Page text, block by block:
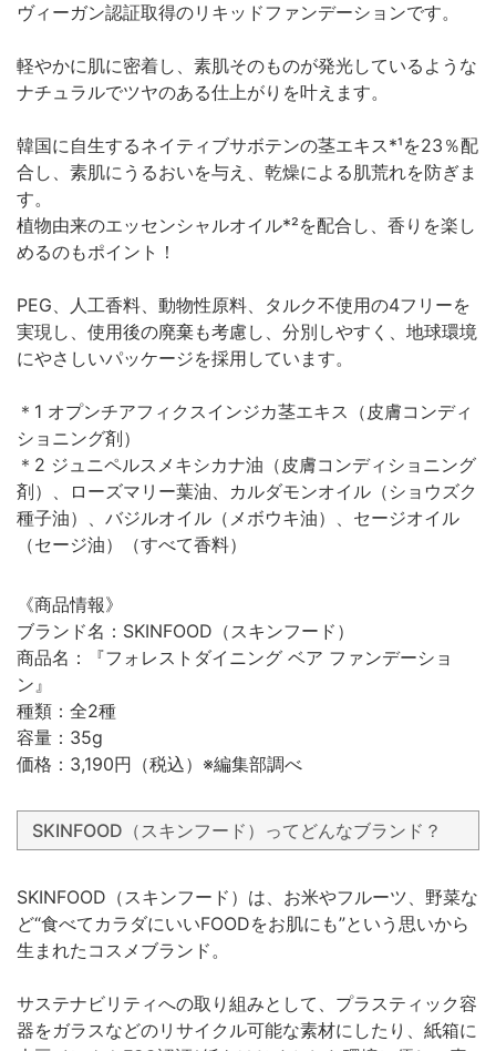
ヴィーガン認証取得のリキッドファンデーションです。
軽やかに肌に密着し、素肌そのものが発光しているような
ナチュラルでツヤのある仕上がりを叶えます。
韓国に自生するネイティブサボテンの茎エキス*¹を23％配
合し、素肌にうるおいを与え、乾燥による肌荒れを防ぎま
す。
植物由来のエッセンシャルオイル*²を配合し、香りを楽し
めるのもポイント！
PEG、人工香料、動物性原料、タルク不使用の4フリーを
実現し、使用後の廃棄も考慮し、分別しやすく、地球環境
にやさしいパッケージを採用しています。
＊1 オプンチアフィクスインジカ茎エキス（皮膚コンディ
ショニング剤）
＊2 ジュニペルスメキシカナ油（皮膚コンディショニング
剤）、ローズマリー葉油、カルダモンオイル（ショウズク
種子油）、バジルオイル（メボウキ油）、セージオイル
（セージ油）（すべて香料）
《商品情報》
ブランド名：SKINFOOD（スキンフード）
商品名：『フォレストダイニング ベア ファンデーショ
ン』
種類：全2種
容量：35g
価格：3,190円（税込）※編集部調べ
SKINFOOD（スキンフード）ってどんなブランド？
SKINFOOD（スキンフード）は、お米やフルーツ、野菜な
ど“食べてカラダにいいFOODをお肌にも”という思いから
生まれたコスメブランド。
サステナビリティへの取り組みとして、プラスティック容
器をガラスなどのリサイクル可能な素材にしたり、紙箱に